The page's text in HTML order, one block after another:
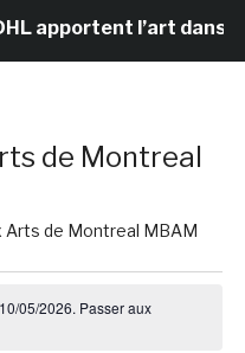
apportent l’art dans
de Montreal
Arts de Montreal MBAM
05/2026. Passer aux